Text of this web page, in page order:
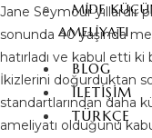
MIDE
AMELIYATI
BLOG
İLETIŞIM
TÜRKÇE
Jane Seymour yıllardır
sonunda 40 yaşında
hatırladı ve kabul etti
İkizlerini doğurduktan
standartlarından daha
ameliyatı olduğunu